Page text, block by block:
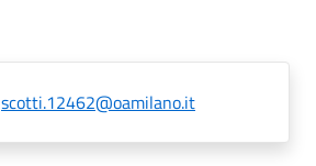
scotti.12462@oamilano.it